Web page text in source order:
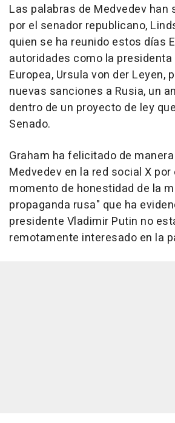
Las palabras de Medvedev han
por el senador republicano,
quien se ha reunido estos días
autoridades como la presidenta
Europea, Ursula von der Leyen,
nuevas sanciones a Rusia, un
dentro de un proyecto de ley
Senado.
Graham ha felicitado de
Medvedev en la red social X
momento de honestidad de la
propaganda rusa" que ha
presidente Vladimir Putin no
remotamente interesado en la